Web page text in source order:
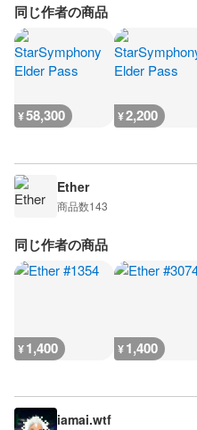
同じ作者の商品
¥58,300 ¥2,200
Ether
商品数143
同じ作者の商品
¥1,400 ¥1,400
iamai.wtf